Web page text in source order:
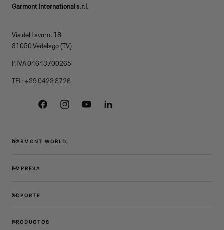
Garmont International s.r.l.
Via del Lavoro, 18
31050 Vedelago (TV)
P.IVA 04643700265
TEL: +39 0423 8726
FacebookInstagramYouTubeLinkedin
GARMONT WORLD
EMPRESA
SOPORTE
PRODUCTOS